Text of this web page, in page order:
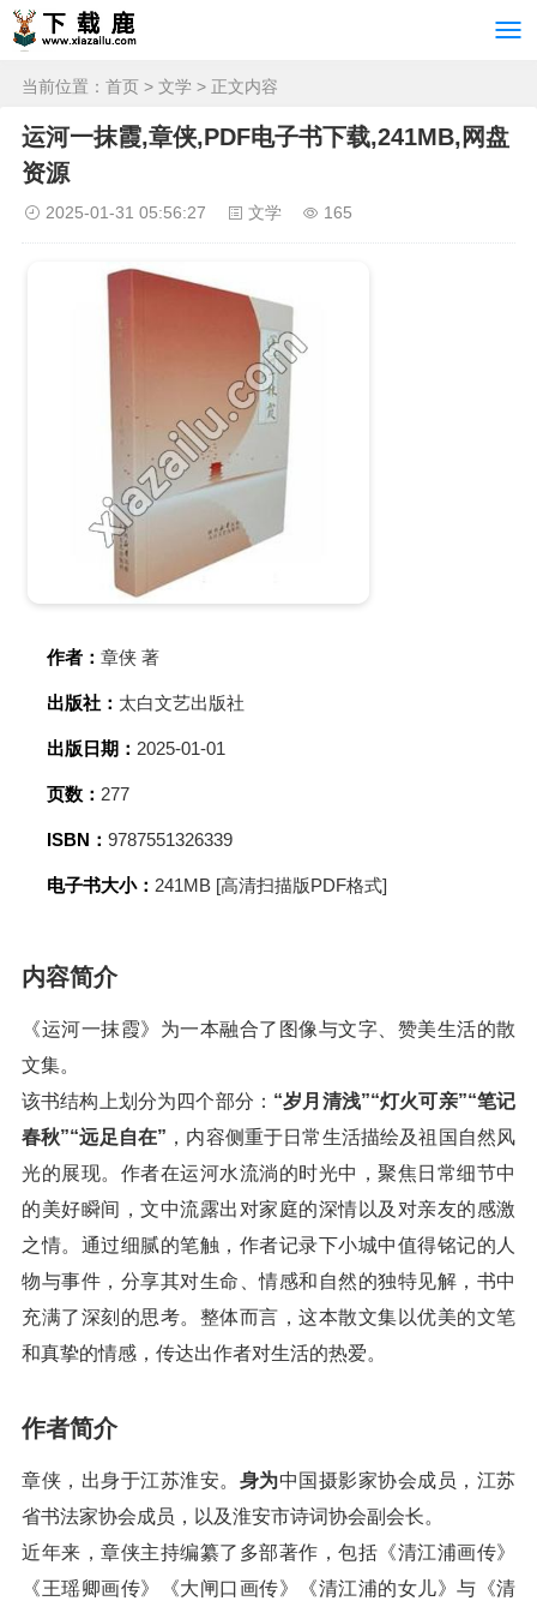
当前位置： 首页 > 文学 > 正文内容
运河一抹霞,章侠,PDF电子书下载,241MB,网盘
资源
2025-01-31 05:56:27 文学 165
作者： 章侠 著
出版社： 太白文艺出版社
出版日期： 2025-01-01
页数： 277
ISBN： 9787551326339
电子书大小： 241MB [高清扫描版PDF格式]
内容简介
《运河一抹霞》为一本融合了图像与文字、赞美生活的散
文集。
该书结构上划分为四个部分： “岁月清浅”“灯火可亲”“笔记
春秋”“远足自在” ，内容侧重于日常生活描绘及祖国自然风
光的展现。作者在运河水流淌的时光中，聚焦日常细节中
的美好瞬间，文中流露出对家庭的深情以及对亲友的感激
之情。通过细腻的笔触，作者记录下小城中值得铭记的人
物与事件，分享其对生命、情感和自然的独特见解，书中
充满了深刻的思考。整体而言，这本散文集以优美的文笔
和真挚的情感，传达出作者对生活的热爱。
作者简介
章侠，出身于江苏淮安。 身为中国摄影家协会成员，江苏
省书法家协会成员，以及淮安市诗词协会副会长。
近年来，章侠主持编纂了多部著作，包括《清江浦画传》
《王瑶卿画传》《大闸口画传》《清江浦的女儿》与《清